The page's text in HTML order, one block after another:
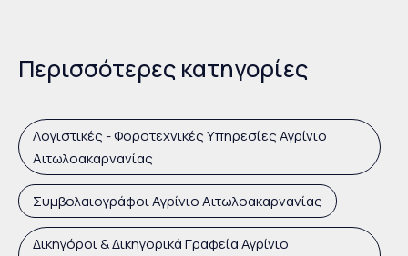
Περισσότερες κατηγορίες
Λογιστικές - Φοροτεχνικές Υπηρεσίες Αγρίνιο
Αιτωλοακαρνανίας
Συμβολαιογράφοι Αγρίνιο Αιτωλοακαρνανίας
Δικηγόροι & Δικηγορικά Γραφεία Αγρίνιο